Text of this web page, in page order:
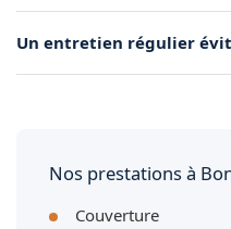
couleur cohérente avec
Un entretien régulier
Nos prestations à
Couverture